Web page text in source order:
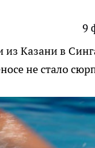
9
из Казани в
не стало